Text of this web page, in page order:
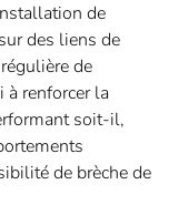
de
des liens de
de
renforcer la
soit-il,
de brèche de